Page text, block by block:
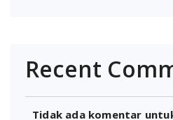
Recent
Tidak ada komentar